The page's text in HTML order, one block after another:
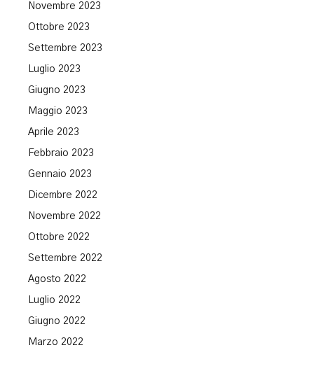
Novembre 2023
Ottobre 2023
Settembre 2023
Luglio 2023
Giugno 2023
Maggio 2023
Aprile 2023
Febbraio 2023
Gennaio 2023
Dicembre 2022
Novembre 2022
Ottobre 2022
Settembre 2022
Agosto 2022
Luglio 2022
Giugno 2022
Marzo 2022